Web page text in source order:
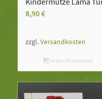
8,90 €
zzgl.Versandkosten
In den Warenkorb